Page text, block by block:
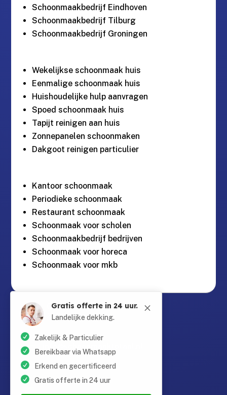
Schoonmaakbedrijf Eindhoven
Schoonmaakbedrijf Tilburg
Schoonmaakbedrijf Groningen
Wekelijkse schoonmaak huis
Eenmalige schoonmaak huis
Huishoudelijke hulp aanvragen
Spoed schoonmaak huis
Tapijt reinigen aan huis
Zonnepanelen schoonmaken
Dakgoot reinigen particulier
Kantoor schoonmaak
Periodieke schoonmaak
Restaurant schoonmaak
Schoonmaak voor scholen
Schoonmaakbedrijf bedrijven
Schoonmaak voor horeca
Schoonmaak voor mkb

Guntersteinweg 377,
2531KA Den Haag

 085 90 24 24 6
M
Gratis offerte in 24 uur.
Landelijke dekking.
Zakelijk & Particulier
Bereikbaar via Whatsapp
Erkend en gecertificeerd
Gratis offerte in 24 uur